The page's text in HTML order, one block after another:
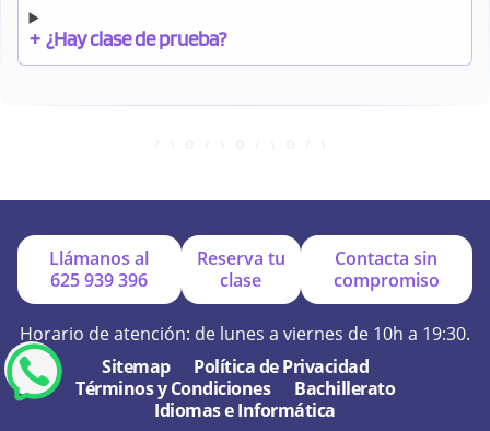
+ ¿Hay clase de prueba?
+ ¿Por qué online?
+ ¿Se hacen exámenes de prueba?
Llámanos al
625 939 396
Reserva tu
clase
Contacta sin
compromiso
Horario de atención: de lunes a viernes de 10h a 19:30.
Sitemap
Política de Privacidad
Términos y Condiciones
Bachillerato
Idiomas e Informática